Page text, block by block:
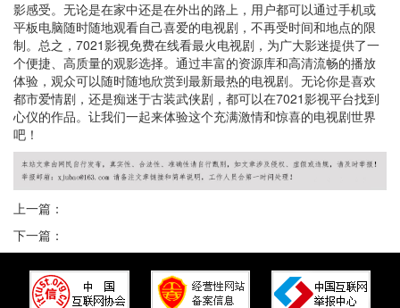
影感受。无论是在家中还是在外出的路上，用户都可以通过手机或
平板电脑随时随地观看自己喜爱的电视剧，不再受时间和地点的限
制。总之，7021影视免费在线看最火电视剧，为广大影迷提供了一
个便捷、高质量的观影选择。通过丰富的资源库和高清流畅的播放
体验，观众可以随时随地欣赏到最新最热的电视剧。无论你是喜欢
都市爱情剧，还是痴迷于古装武侠剧，都可以在7021影视平台找到
心仪的作品。让我们一起来体验这个充满激情和惊喜的电视剧世界
吧！
上一篇：
下一篇：